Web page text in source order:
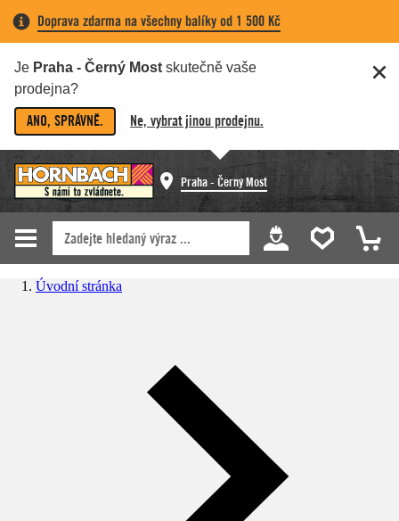
Doprava zdarma na všechny balíky od 1 500 Kč
Je Praha - Černý Most skutečně vaše
prodejna?
ANO, SPRÁVNĚ. Ne, vybrat jinou prodejnu.
Praha - Černý Most
Úvodní stránka